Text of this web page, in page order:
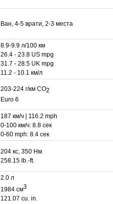
Ван, 4-5 врати, 2-3 места
8.9-9.9 л/100 км
26.4 - 23.8 US mpg
31.7 - 28.5 UK mpg
11.2 - 10.1 км/л
203-224 г/км CO2
Euro 6
187 км/ч | 116.2 mph
0-100 км/ч: 8.8 сек
0-60 mph: 8.4 сек
204 кс, 350 Нм
258.15 lb.-ft.
2.0 л
1984 см3
121.07 cu. in.